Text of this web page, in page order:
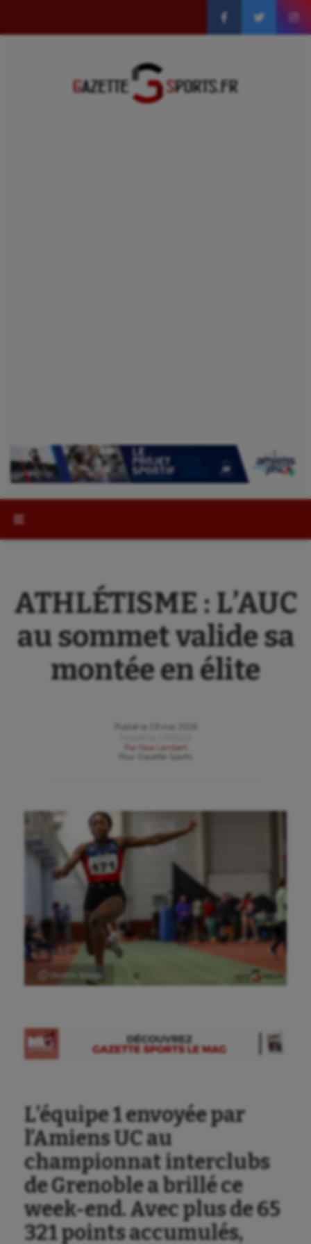
Aéronautique
ATHLÉTISME : L’AUC
au sommet valide sa
montée en élite
Publié le
19 mai 2026
Par
Noa Lambert
Gazette Sports
Ⓒ Gazette Sports
L’équipe 1 envoyée par
l’Amiens UC au
championnat interclubs
de Grenoble a brillé ce
week-end. Avec plus de 65
321 points accumulés,